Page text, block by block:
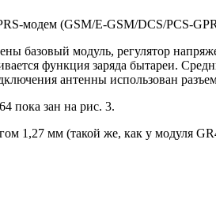
модем (GSM/E-GSM/DCS/PCS-
базовый модуль, регулятор
функция заряда бытареи.
антенны использован
пока зан на рис. 3.
1,27 мм (такой же, как у модуля